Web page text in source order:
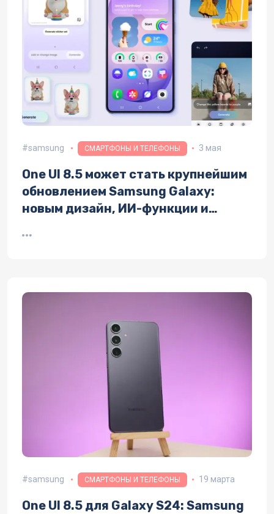
samsung СМАРТФОНЫ И ТЕЛЕФОНЫ 3 мая
One UI 8.5 может стать крупнейшим
обновлением Samsung Galaxy:
новым дизайн, ИИ-функции и
samsung СМАРТФОНЫ И ТЕЛЕФОНЫ 19 марта
One UI 8.5 для Galaxy S24: Samsung